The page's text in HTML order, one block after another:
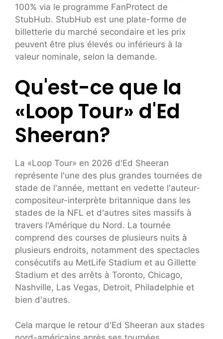
100% via le programme FanProtect de
StubHub. StubHub est une plate-forme de
billetterie du marché secondaire et les prix
peuvent être plus élevés ou inférieurs à la
valeur nominale, selon la demande.
Qu'est-ce que la
«Loop Tour» d'Ed
Sheeran?
La «Loop Tour» en 2026 d'Ed Sheeran
représente l'une des plus grandes tournées de
stade de l'année, mettant en vedette l'auteur-
compositeur-interprète britannique dans les
stades de la NFL et d'autres sites massifs à
travers l'Amérique du Nord. La tournée
comprend des courses de plusieurs nuits à
plusieurs endroits, notamment des spectacles
consécutifs au MetLife Stadium et au Gillette
Stadium et des arrêts à Toronto, Chicago,
Nashville, Las Vegas, Detroit, Philadelphie et
bien d'autres.
Cela marque le retour d'Ed Sheeran aux stades